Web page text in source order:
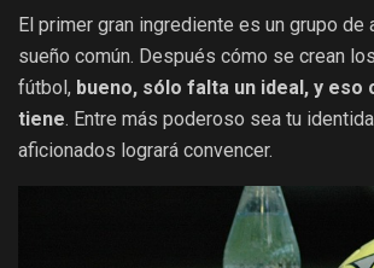
El primer gran ingrediente es un grupo de
sueño común. Después cómo se crean
fútbol, bueno, sólo falta un ideal, y eso
tiene. Entre más poderoso sea tu
aficionados logrará convencer.